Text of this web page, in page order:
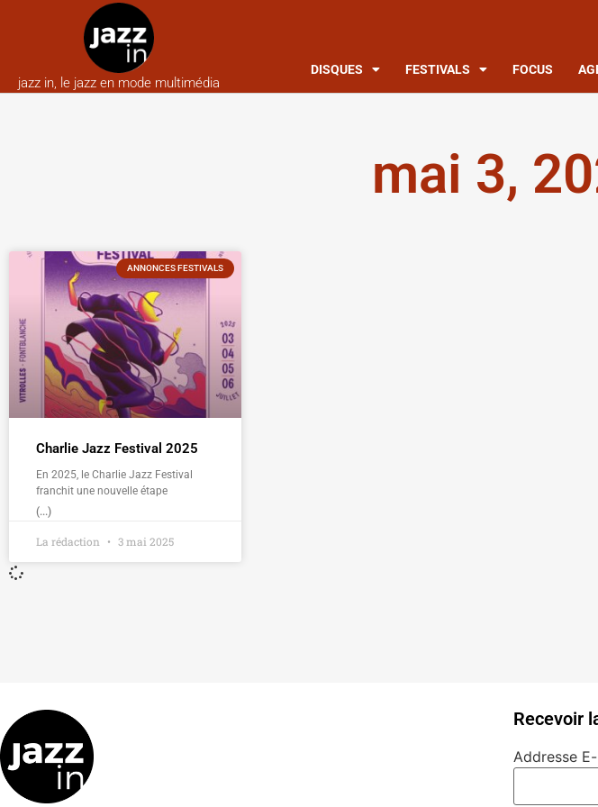
jazz in, le jazz en mode multimédia
DISQUES FESTIVALS FOCUS
mai 3,
ANNONCES FESTIVALS
Charlie Jazz Festival 2025
En 2025, le Charlie Jazz Festival
franchit une nouvelle étape
(...)
La rédaction 3 mai 2025
Recevoir
Addresse